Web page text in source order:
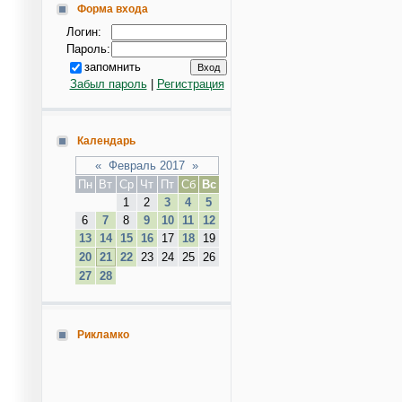
Форма входа
Логин:
Пароль:
запомнить
Забыл пароль| Регистрация
Календарь
« Февраль 2017 »
Пн
Вт Ср Чт Пт Сб
Вс
1
2 3 4
5
6
7 8 9 10 11
12
13
14 15 16 17 18
19
20
21 22 23 24 25
26
27
28
Рикламко